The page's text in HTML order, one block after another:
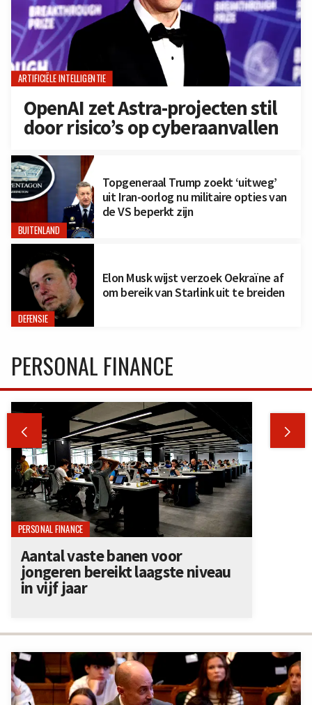
ARTIFICIËLE INTELLIGENTIE
OpenAI zet Astra-projecten stil
door risico’s op cyberaanvallen
BUITENLAND
Topgeneraal Trump zoekt ‘uitweg’
uit Iran-oorlog nu militaire opties van
de VS beperkt zijn
DEFENSIE
Elon Musk wijst verzoek Oekraïne af
om bereik van Starlink uit te breiden
PERSONAL FINANCE
 
PERSONAL FINANCE
Aantal vaste banen voor
jongeren bereikt laagste niveau
in vijf jaar